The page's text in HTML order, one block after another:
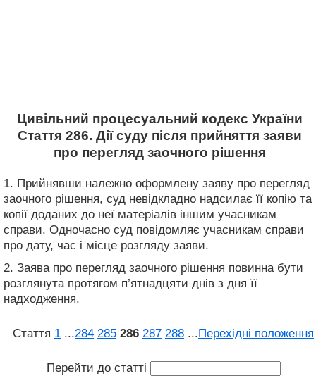
Цивільний процесуальний кодекс України
Стаття 286. Дії суду після прийняття заяви
про перегляд заочного рішення
1. Прийнявши належно оформлену заяву про перегляд
заочного рішення, суд невідкладно надсилає її копію та
копії доданих до неї матеріалів іншим учасникам
справи. Одночасно суд повідомляє учасникам справи
про дату, час і місце розгляду заяви.
2. Заява про перегляд заочного рішення повинна бути
розглянута протягом п’ятнадцяти днів з дня її
надходження.
Стаття 1 ...284 285 286 287 288 ...Перехідні положення
Перейти до статті